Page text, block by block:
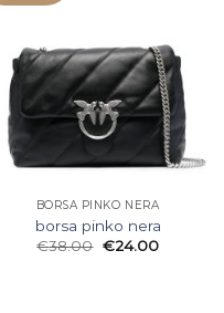
BORSA PINKO NERA
borsa pinko nera
€38.00 €24.00